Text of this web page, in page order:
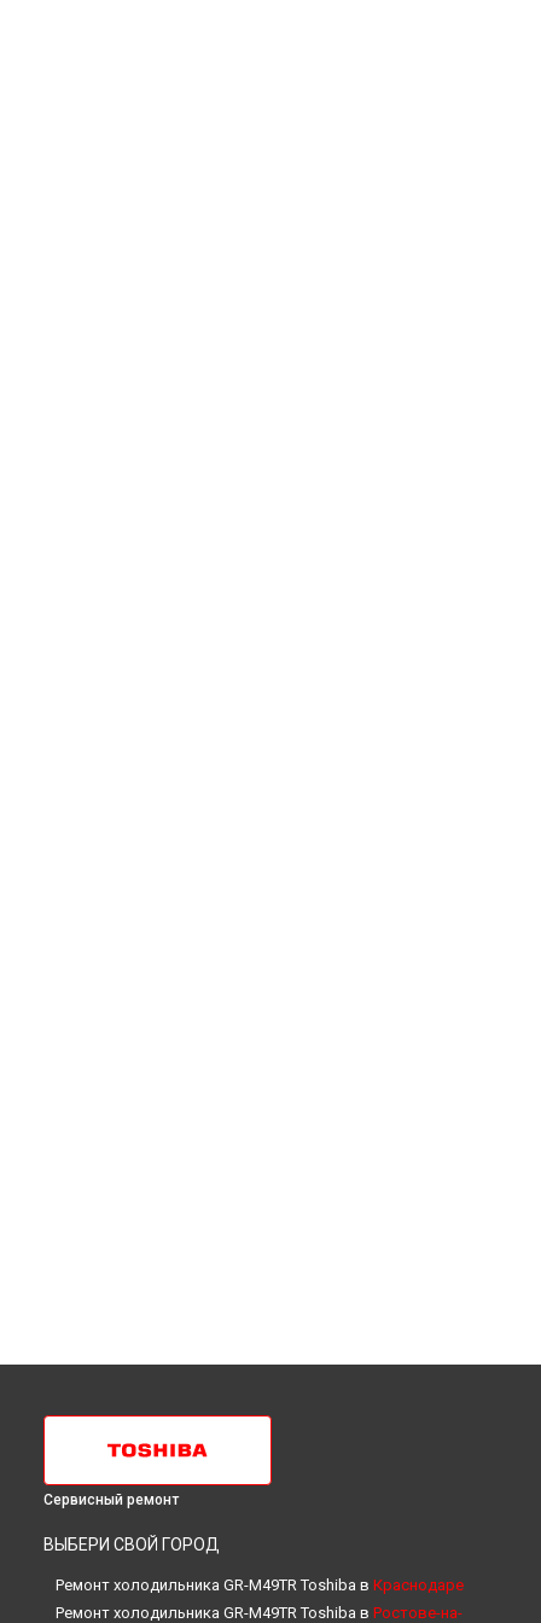
Сервисный ремонт
ВЫБЕРИ СВОЙ ГОРОД
Ремонт холодильника GR-M49TR Toshiba в Краснодаре
Ремонт холодильника GR-M49TR Toshiba в Ростове-на-